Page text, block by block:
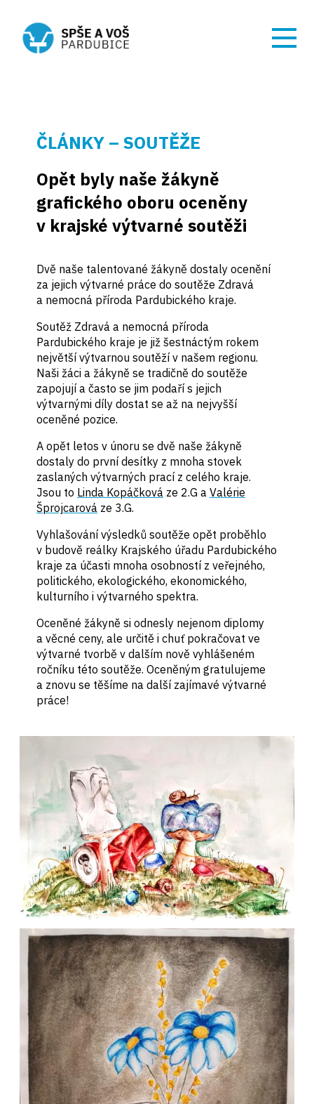
ČLÁNKY – SOUTĚŽE
Opět byly naše žákyně
grafického oboru oceněny
v krajské výtvarné soutěži
Dvě naše talentované žákyně dostaly ocenění
za jejich výtvarné práce do soutěže Zdravá
a nemocná příroda Pardubického kraje.
Soutěž Zdravá a nemocná příroda
Pardubického kraje je již šestnáctým rokem
největší výtvarnou soutěží v našem regionu.
Naši žáci a žákyně se tradičně do soutěže
zapojují a často se jim podaří s jejich
výtvarnými díly dostat se až na nejvyšší
oceněné pozice.
A opět letos v únoru se dvě naše žákyně
dostaly do první desítky z mnoha stovek
zaslaných výtvarných prací z celého kraje.
Jsou to Linda Kopáčková ze 2.G a Valérie
Šprojcarová ze 3.G.
Vyhlašování výsledků soutěže opět proběhlo
v budově reálky Krajského úřadu Pardubického
kraje za účasti mnoha osobností z veřejného,
politického, ekologického, ekonomického,
kulturního i výtvarného spektra.
Oceněné žákyně si odnesly nejenom diplomy
a věcné ceny, ale určitě i chuť pokračovat ve
výtvarné tvorbě v dalším nově vyhlášeném
ročníku této soutěže. Oceněným gratulujeme
a znovu se těšíme na další zajímavé výtvarné
práce!